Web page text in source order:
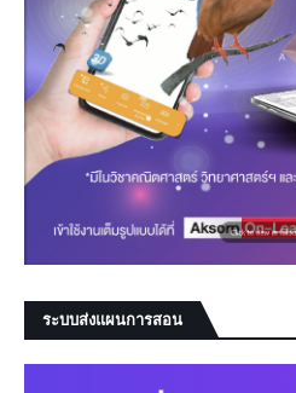
ระบบส่งแผนการสอน